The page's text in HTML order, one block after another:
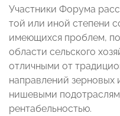
Участники Форума
той или иной степени
имеющихся проблем,
области сельского
отличными от
направлений зерновых
нишевыми
рентабельностью.